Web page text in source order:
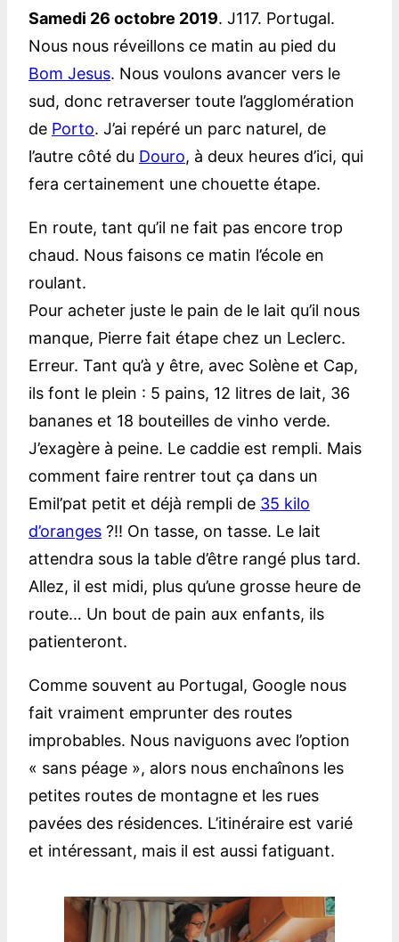
Samedi 26 octobre 2019. J117. Portugal.
Nous nous réveillons ce matin au pied du
Bom Jesus. Nous voulons avancer vers le
sud, donc retraverser toute l’agglomération
de Porto. J’ai repéré un parc naturel, de
l’autre côté du Douro, à deux heures d’ici, qui
fera certainement une chouette étape.
En route, tant qu’il ne fait pas encore trop
chaud. Nous faisons ce matin l’école en
roulant.
Pour acheter juste le pain de le lait qu’il nous
manque, Pierre fait étape chez un Leclerc.
Erreur. Tant qu’à y être, avec Solène et Cap,
ils font le plein : 5 pains, 12 litres de lait, 36
bananes et 18 bouteilles de vinho verde.
J’exagère à peine. Le caddie est rempli. Mais
comment faire rentrer tout ça dans un
Emil’pat petit et déjà rempli de 35 kilo
d’oranges ?!! On tasse, on tasse. Le lait
attendra sous la table d’être rangé plus tard.
Allez, il est midi, plus qu’une grosse heure de
route… Un bout de pain aux enfants, ils
patienteront.
Comme souvent au Portugal, Google nous
fait vraiment emprunter des routes
improbables. Nous naviguons avec l’option
« sans péage », alors nous enchaînons les
petites routes de montagne et les rues
pavées des résidences. L’itinéraire est varié
et intéressant, mais il est aussi fatiguant.